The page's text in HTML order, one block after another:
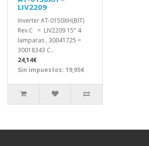
LIV2209
Inverter AT-0150XH(BIT)
Rev.C = LIV2209 15" 4
lamparas , 30041725 =
30018343 C..
24,14€
Sin impuestos: 19,95€